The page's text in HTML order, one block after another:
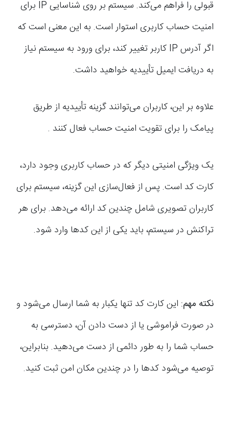
قبولی را فراهم می‌کند. سیستم بر روی شناسایی IP برای
امنیت حساب کاربری استوار است. به این معنی است که
اگر آدرس IP کاربر تغییر کند، برای ورود به سیستم نیاز
به دریافت ایمیل تأییدیه خواهید داشت.
علاوه بر این، کاربران می‌توانند گزینه تأییدیه از طریق
پیامک را برای تقویت امنیت حساب فعال کنند .
یک ویژگی امنیتی دیگر که در حساب کاربری وجود دارد،
کارت کد است. پس از فعال‌سازی این گزینه، سیستم برای
کاربران تصویری شامل چندین کد ارائه می‌دهد. برای هر
تراکنش در سیستم، باید یکی از این کدها وارد شود.
نکته مهم: این کارت کد تنها یکبار به شما ارسال می‌شود و
در صورت فراموشی یا از دست دادن آن، دسترسی به
حساب شما را به طور دائمی از دست می‌دهید. بنابراین،
توصیه می‌شود کدها را در چندین مکان امن ثبت کنید.